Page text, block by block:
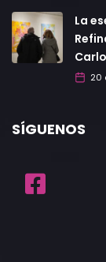
La
20
SÍGUENOS